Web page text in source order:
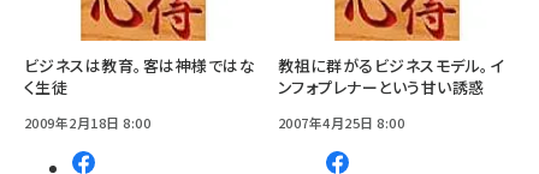
ビジネスは教育。客は神様ではな
く生徒
2009年2月18日 8:00
教祖に群がるビジネスモデル。イ
ンフォプレナーという甘い誘惑
2007年4月25日 8:00